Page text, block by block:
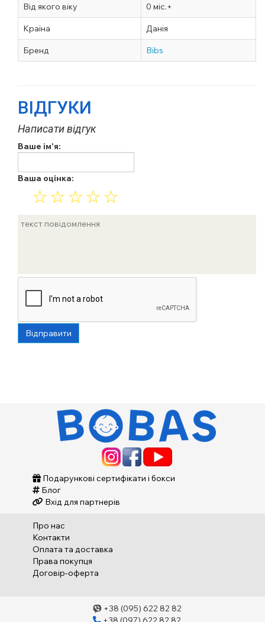
Від якого віку 0 міс.+
Країна Данія
Бренд Bibs
ВІДГУКИ
Написати відгук
Ваше ім'я:
Ваша оцінка:
☆
☆
☆
☆
☆
Відправити
Подарункові сертифікати і бокси
Блог
Вхід для партнерів
Про нас
Контакти
Оплата та доставка
Права покупця
Договір-оферта
+38 (095) 622 82 82